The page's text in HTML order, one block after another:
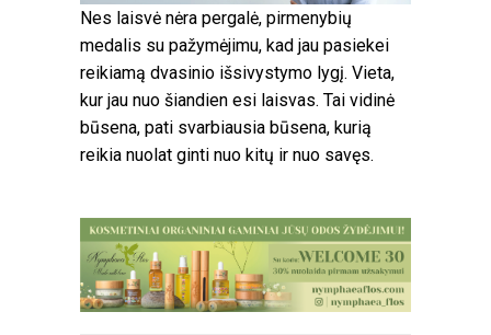
Nes laisvė nėra pergalė, pirmenybių
medalis su pažymėjimu, kad jau pasiekei
reikiamą dvasinio išsivystymo lygį. Vieta,
kur jau nuo šiandien esi laisvas. Tai vidinė
būsena, pati svarbiausia būsena, kurią
reikia nuolat ginti nuo kitų ir nuo savęs.